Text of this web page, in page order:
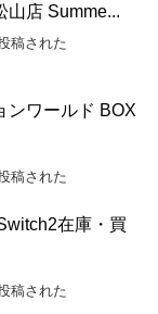
店 Summe...
稿された
ンワールド BOX
稿された
在庫・買
稿された